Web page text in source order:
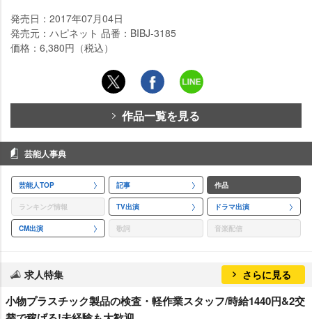
発売日：2017年07月04日
発売元：ハピネット 品番：BIBJ-3185
価格：6,380円（税込）
作品一覧を見る
芸能人事典
芸能人TOP 記事 作品
ランキング情報 TV出演 ドラマ出演
CM出演 歌詞 音楽配信
求人特集 さらに見る
小物プラスチック製品の検査・軽作業スタッフ/時給1440円&2交